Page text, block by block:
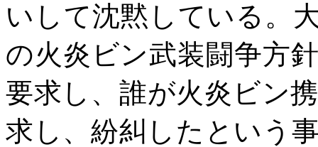
いして沈黙している。
の火炎ビン武装闘争方
要求し、誰が火炎ビン
求し、紛糾したという